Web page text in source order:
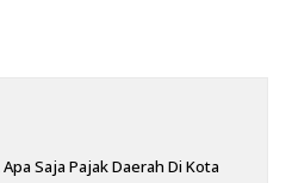
Saja Pajak Daerah Di Kota